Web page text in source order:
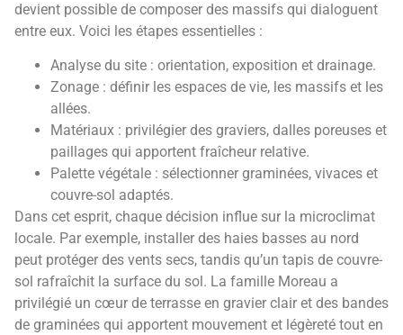
devient possible de composer des massifs qui dialoguent
entre eux. Voici les étapes essentielles :
Analyse du site : orientation, exposition et drainage.
Zonage : définir les espaces de vie, les massifs et les
allées.
Matériaux : privilégier des graviers, dalles poreuses et
paillages qui apportent fraîcheur relative.
Palette végétale : sélectionner graminées, vivaces et
couvre-sol adaptés.
Dans cet esprit, chaque décision influe sur la microclimat
locale. Par exemple, installer des haies basses au nord
peut protéger des vents secs, tandis qu’un tapis de couvre-
sol rafraîchit la surface du sol. La famille Moreau a
privilégié un cœur de terrasse en gravier clair et des bandes
de graminées qui apportent mouvement et légèreté tout en